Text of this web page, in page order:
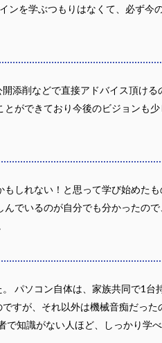
を学ぶつもりはなくて、必ず今
添削などで直接アドバイス頂け
ができており今後のビジョンも
しれない！と思って学び始めた
でいるのが自分でも分かったの
パソコン自体は、家族共同で1台
すが、それ以外は機械音痴だっ
知識がない人ほど、しっかり学